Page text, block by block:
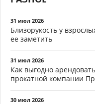
31 июл 2026
Близорукость у
ее заметить
31 июл 2026
Как выгодно
прокатной компании
30 июл 2026